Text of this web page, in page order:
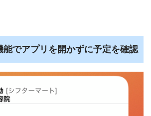
能でアプリを開かずに予定を確認